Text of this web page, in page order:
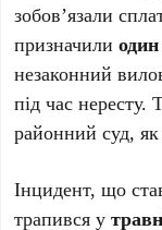
зобов’язали
призначили
незаконний
під час нересту.
районний суд,
Інцидент, що
трапився у